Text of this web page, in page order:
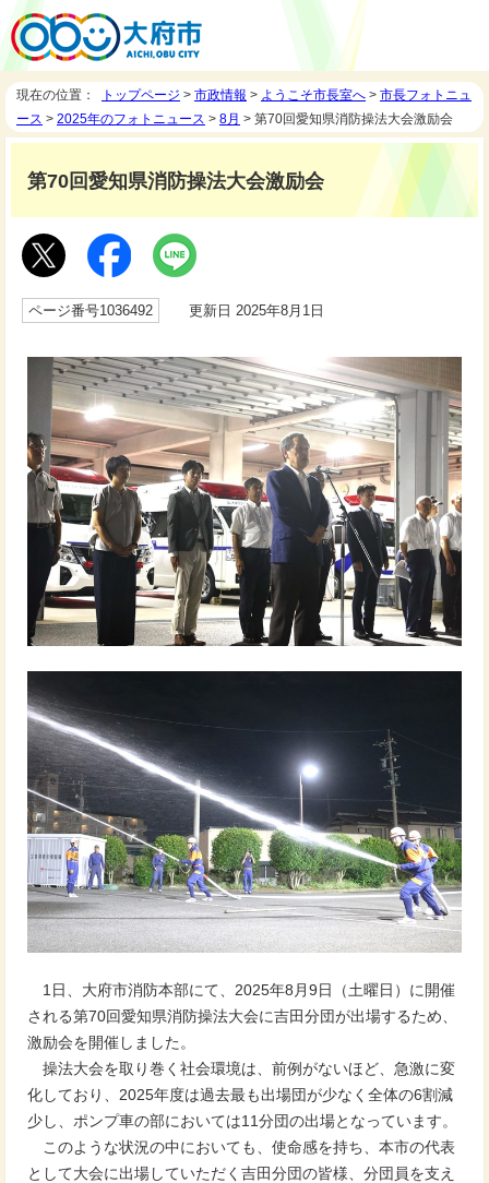
現在の位置： トップページ > 市政情報 > ようこそ市長室へ > 市長フォトニュ
ース > 2025年のフォトニュース > 8月 > 第70回愛知県消防操法大会激励会
第70回愛知県消防操法大会激励会
ページ番号1036492 更新日 2025年8月1日
1日、大府市消防本部にて、2025年8月9日（土曜日）に開催
される第70回愛知県消防操法大会に吉田分団が出場するため、
激励会を開催しました。
操法大会を取り巻く社会環境は、前例がないほど、急激に変
化しており、2025年度は過去最も出場団が少なく全体の6割減
少し、ポンプ車の部においては11分団の出場となっています。
このような状況の中においても、使命感を持ち、本市の代表
として大会に出場していただく吉田分団の皆様、分団員を支え